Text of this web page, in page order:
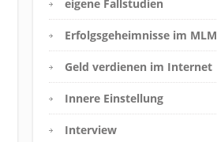
eigene Fallstudien
Erfolgsgeheimnisse im MLM
Geld verdienen im Internet
Innere Einstellung
Interview